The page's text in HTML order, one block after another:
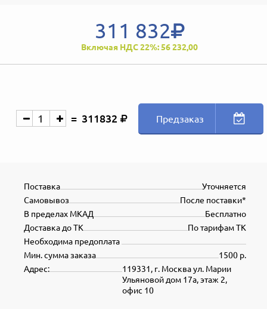
311 832
Включая НДС 22%: 56 232,00
311832 Предзаказ
Уточняется
Поставка
После поставки*
Самовывоз
Бесплатно
В пределах МКАД
По тарифам ТК
Доставка до ТК
Необходима предоплата
1500 р.
Мин. сумма заказа
119331, г. Москва ул. Марии
Ульяновой дом 17а, этаж 2,
офис 10
Адрес: